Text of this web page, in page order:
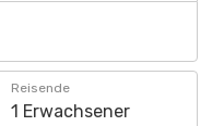
Reisende
1 Erwachsener